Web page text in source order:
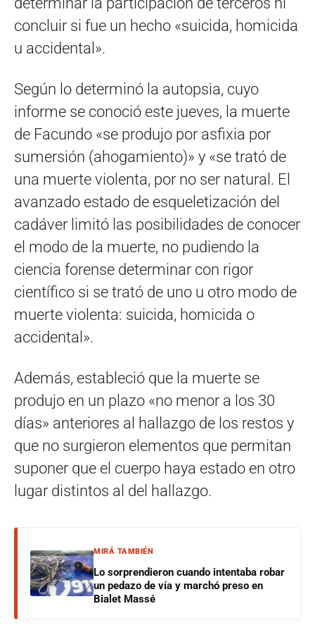
concluir si fue un hecho «suicida, homicida
u accidental».
Según lo determinó la autopsia, cuyo
informe se conoció este jueves, la muerte
de Facundo «se produjo por asfixia por
sumersión (ahogamiento)» y «se trató de
una muerte violenta, por no ser natural. El
avanzado estado de esqueletización del
cadáver limitó las posibilidades de conocer
el modo de la muerte, no pudiendo la
ciencia forense determinar con rigor
científico si se trató de uno u otro modo de
muerte violenta: suicida, homicida o
accidental».
Además, estableció que la muerte se
produjo en un plazo «no menor a los 30
días» anteriores al hallazgo de los restos y
que no surgieron elementos que permitan
suponer que el cuerpo haya estado en otro
lugar distintos al del hallazgo.
MIRÁ TAMBIÉN
Lo sorprendieron cuando intentaba robar
un pedazo de vía y marchó preso en
Bialet Massé